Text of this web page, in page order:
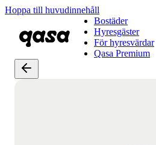
Hoppa till huvudinnehåll
Bostäder
Hyresgäster
För hyresvärdar
Qasa Premium